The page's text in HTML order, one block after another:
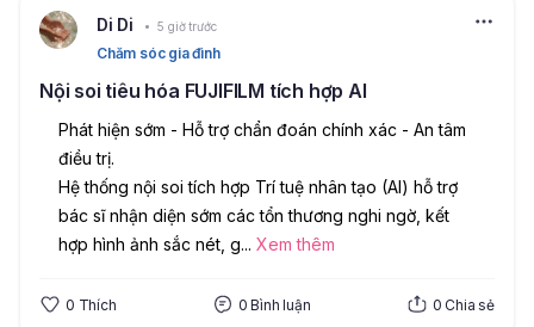
Di Di 5 giờ trước
Chăm sóc gia đình
Nội soi tiêu hóa FUJIFILM tích hợp AI
Phát hiện sớm - Hỗ trợ chẩn đoán chính xác - An tâm
điều trị.
Hệ thống nội soi tích hợp Trí tuệ nhân tạo (AI) hỗ trợ
bác sĩ nhận diện sớm các tổn thương nghi ngờ, kết
hợp hình ảnh sắc nét, g... Xem thêm
0 Thích 0 Bình luận 0 Chia sẻ